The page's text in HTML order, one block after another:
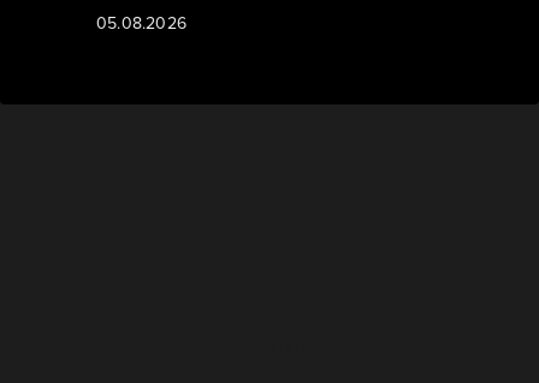
05.08.2026